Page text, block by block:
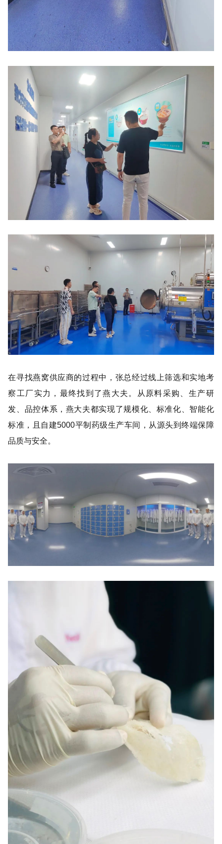
在寻找燕窝供应商的过程中，张总经过线上筛选和实地考
察工厂实力，最终找到了燕大夫。从原料采购、生产研
发、品控体系，燕大夫都实现了规模化、标准化、智能化
标准，且自建5000平制药级生产车间，从源头到终端保障
品质与安全。